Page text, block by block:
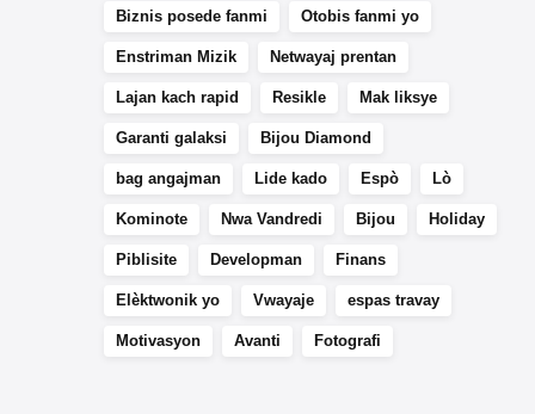
Biznis posede fanmi Otobis fanmi yo
Enstriman Mizik Netwayaj prentan
Lajan kach rapid Resikle Mak liksye
Garanti galaksi Bijou Diamond
bag angajman Lide kado Espò Lò
Kominote Nwa Vandredi Bijou Holiday
Piblisite Developman Finans
Elèktwonik yo Vwayaje espas travay
Motivasyon Avanti Fotografi